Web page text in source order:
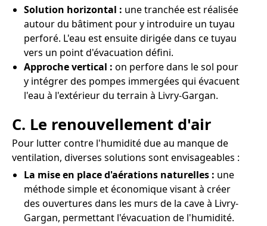
Solution horizontal : une tranchée est réalisée
autour du bâtiment pour y introduire un tuyau
perforé. L'eau est ensuite dirigée dans ce tuyau
vers un point d'évacuation défini.
Approche vertical : on perfore dans le sol pour
y intégrer des pompes immergées qui évacuent
l'eau à l'extérieur du terrain à Livry-Gargan.
C. Le renouvellement d'air
Pour lutter contre l'humidité due au manque de
ventilation, diverses solutions sont envisageables :
La mise en place d'aérations naturelles : une
méthode simple et économique visant à créer
des ouvertures dans les murs de la cave à Livry-
Gargan, permettant l'évacuation de l'humidité.